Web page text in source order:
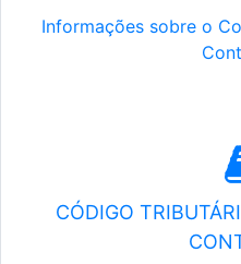
Informações sobre o
CÓDIGO